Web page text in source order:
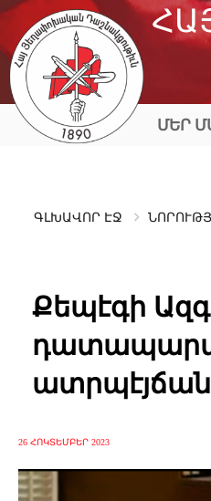
Skip
content
ՄԵՐ
ԳԼԽԱՎՈՐ ԷՋ
Քեպէգի
26 ՀՈԿՏԵՄԲԵՐ 2023